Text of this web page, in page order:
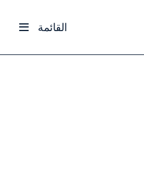
القائمة